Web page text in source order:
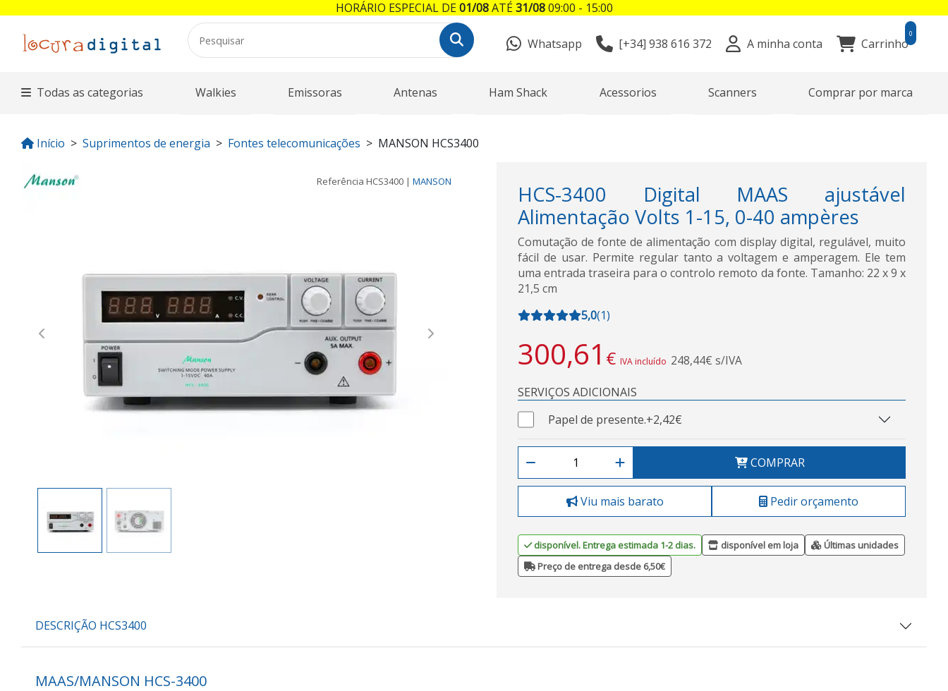
Whatsapp [+34] 938 616 372 A minha conta Carrinho
0
Todas as categorias Walkies Emissoras Antenas Ham Shack Acessorios Scanners Comprar por marca
Início Suprimentos de energia Fontes telecomunicações MANSON HCS3400
Referência HCS3400 | MANSON
Previous Next
HCS-3400 Digital MAAS ajustável
Alimentação Volts 1-15, 0-40 ampères
Comutação de fonte de alimentação com display digital, regulável, muito
fácil de usar. Permite regular tanto a voltagem e amperagem. Ele tem
uma entrada traseira para o controlo remoto da fonte. Tamanho: 22 x 9 x
21,5 cm
5,0(1)
300,61 € IVA incluído 248,44€ s/IVA
SERVIÇOS ADICIONAIS
Papel de presente.+2,42€
COMPRAR
Viu mais barato Pedir orçamento
disponível. Entrega estimada 1-2 dias. disponível em loja
Últimas unidades
Preço de entrega desde 6,50€
DESCRIÇÃO HCS3400
MAAS/MANSON HCS-3400
HORÁRIO ESPECIAL DE01/08ATÉ31/0809:00 - 15:00